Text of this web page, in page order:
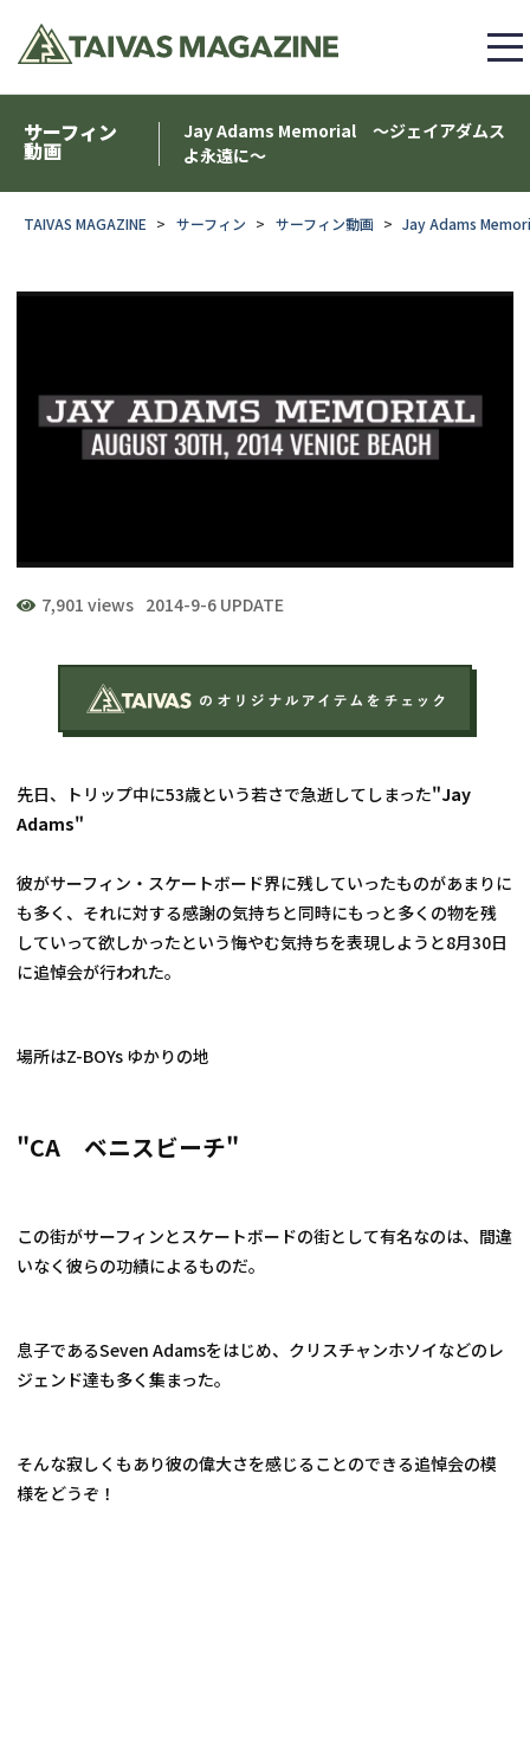
サーフィン
動画
Jay Adams Memorial 〜ジェイアダムス
よ永遠に〜
TAIVAS MAGAZINE サーフィン サーフィン動画 Jay Adams
7,901 views 2014-9-6 UPDATE
先日、トリップ中に53歳という若さで急逝してしまった"Jay
Adams"
彼がサーフィン・スケートボード界に残していったものがあまりに
も多く、それに対する感謝の気持ちと同時にもっと多くの物を残
していって欲しかったという悔やむ気持ちを表現しようと8月30日
に追悼会が行われた。
場所はZ-BOYs ゆかりの地
"CA　ベニスビーチ"
この街がサーフィンとスケートボードの街として有名なのは、間違
いなく彼らの功績によるものだ。
息子であるSeven Adamsをはじめ、クリスチャンホソイなどのレ
ジェンド達も多く集まった。
そんな寂しくもあり彼の偉大さを感じることのできる追悼会の模
様をどうぞ！